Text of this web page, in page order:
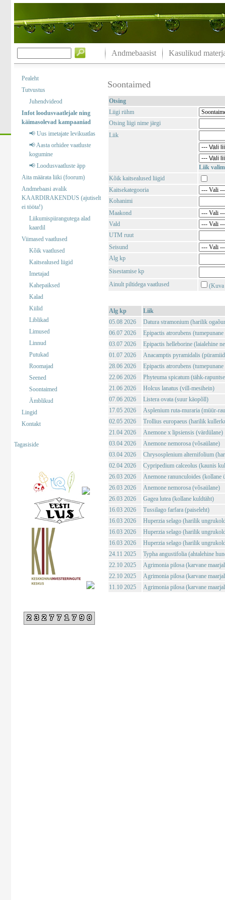
Andmebaasist Kasulikud
Pealeht
Tutvustus
Juhendvideod
Infot loodusvaatlejale ning
käimasolevad kampaaniad
📢 Uus imetajate levikuatlas
📢 Aasta orhidee vaatluste
kogumine
📢 Loodusvaatluste äpp
Aita määrata liiki (foorum)
Andmebaasi avalik
KAARDIRAKENDUS (ajutiselt
ei tööta!)
Liikumispiirangutega alad
kaardil
Viimased vaatlused
Kõik vaatlused
Kaitsealused liigid
Imetajad
Kahepaiksed
Kalad
Kiilid
Liblikad
Limused
Linnud
Putukad
Roomajad
Seened
Soontaimed
Ämblikud
Lingid
Kontakt
Tagasiside
232771790
Soontaimed
Otsing
Liigi rühm
Otsing liigi nime järgi
Liik
Liik
Kõik kaitsealused liigid
Kaitsekategooria
Kohanimi
Maakond
Vald
UTM ruut
Seisund
Alg kp
Sisestamise kp
Ainult piltidega vaatlused
(Kuva
Alg kp
Liik
05.08 2026
Datura stramonium (harilik
06.07 2026
Epipactis atrorubens
03.07 2026
Epipactis helleborine (laialehine
01.07 2026
Anacamptis pyramidalis
28.06 2026
Epipactis atrorubens
22.06 2026
Phyteuma spicatum (tähk-
21.06 2026
Holcus lanatus (vill-mesihein)
07.06 2026
Listera ovata (suur käopõll)
17.05 2026
Asplenium ruta-muraria (müür-
02.05 2026
Trollius europaeus (harilik
21.04 2026
Anemone x lipsiensis (värdülane)
03.04 2026
Anemone nemorosa (võsaülane)
03.04 2026
Chrysosplenium alternifolium
02.04 2026
Cypripedium calceolus (kaunis
26.03 2026
Anemone ranunculoides (kollane
26.03 2026
Anemone nemorosa (võsaülane)
26.03 2026
Gagea lutea (kollane kuldtäht)
16.03 2026
Tussilago farfara (paiseleht)
16.03 2026
Huperzia selago (harilik
16.03 2026
Huperzia selago (harilik
16.03 2026
Huperzia selago (harilik
24.11 2025
Typha angustifolia (ahtalehine
22.10 2025
Agrimonia pilosa (karvane
22.10 2025
Agrimonia pilosa (karvane
11.10 2025
Agrimonia pilosa (karvane